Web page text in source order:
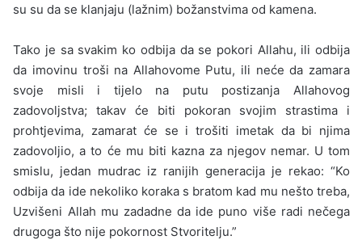
su su da se klanjaju (lažnim) božanstvima od kamena.
Tako je sa svakim ko odbija da se pokori Allahu, ili odbija
da imovinu troši na Allahovome Putu, ili neće da zamara
svoje misli i tijelo na putu postizanja Allahovog
zadovoljstva; takav će biti pokoran svojim strastima i
prohtjevima, zamarat će se i trošiti imetak da bi njima
zadovoljio, a to će mu biti kazna za njegov nemar. U tom
smislu, jedan mudrac iz ranijih generacija je rekao: “Ko
odbija da ide nekoliko koraka s bratom kad mu nešto treba,
Uzvišeni Allah mu zadadne da ide puno više radi nečega
drugoga što nije pokornost Stvoritelju.”